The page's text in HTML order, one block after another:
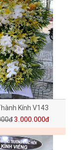
Kính V143
3.000.000đ